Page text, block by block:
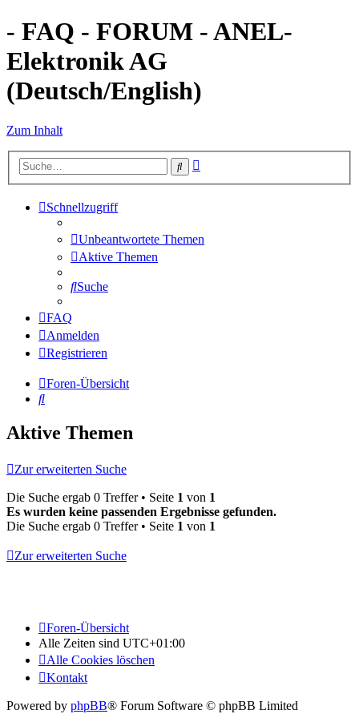
- FAQ - FORUM - ANEL-
Elektronik AG
(Deutsch/English)
Zum Inhalt
Suche
Schnellzugriff
Unbeantwortete Themen
Aktive Themen
Suche
FAQ
Anmelden
Registrieren
Foren-Übersicht
Suche
Aktive Themen
Zur erweiterten Suche
Die Suche ergab 0 Treffer • Seite 1 von 1
Es wurden keine passenden Ergebnisse gefunden.
Die Suche ergab 0 Treffer • Seite 1 von 1
Zur erweiterten Suche
Foren-Übersicht
Alle Zeiten sind UTC+01:00
Alle Cookies löschen
Kontakt
Powered by phpBB® Forum Software © phpBB Limited